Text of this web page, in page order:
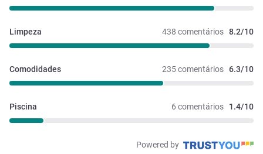
438 comentários 8.2/10
Limpeza
235 comentários 6.3/10
Comodidades
6 comentários 1.4/10
Piscina
Powered by